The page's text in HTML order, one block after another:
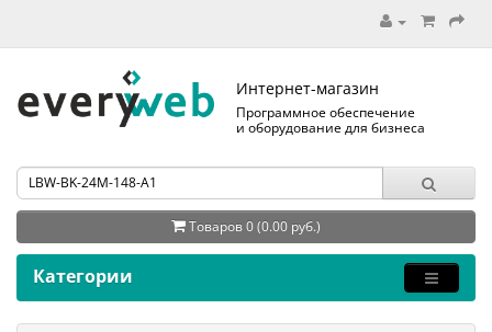
Интернет-магазин
Программное обеспечение
и оборудование для бизнеса
Товаров 0 (0.00 руб.)
Категории